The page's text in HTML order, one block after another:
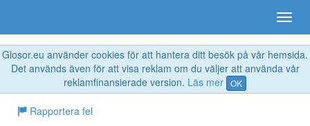
Glosor.eu använder cookies för att hantera ditt besök på vår hemsida.
Det används även för att visa reklam om du väljer att använda vår
reklamfinansierade version. Läs mer OK
Rapportera fel